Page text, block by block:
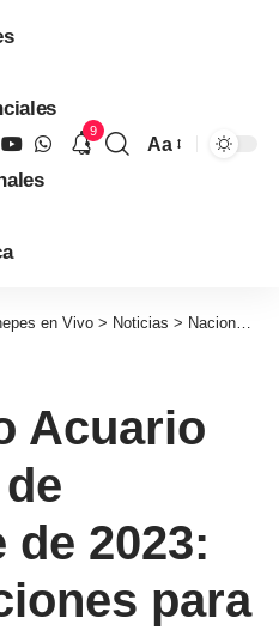
9
Aa
en Vivo > Noticias > Nacionales
Acuario
2023:
para